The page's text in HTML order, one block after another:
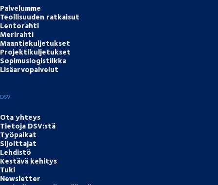
Palvelumme
Teollisuuden ratkaisut
Lentorahti
Merirahti
Maantiekuljetukset
Projektikuljetukset
Sopimuslogistiikka
Lisäarvopalvelut
DSV
Ota yhteys
Tietoja DSV:stä
Työpaikat
Sijoittajat
Lehdistö
Kestävä kehitys
Tuki
Newsletter